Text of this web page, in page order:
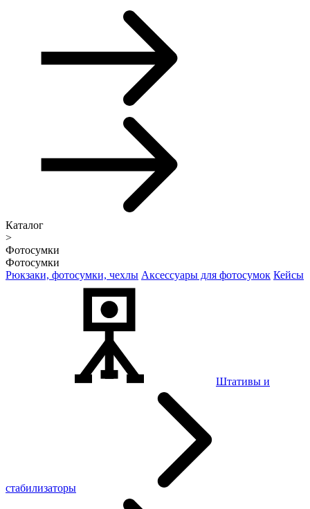
Каталог
>
Фотосумки
Фотосумки
Рюкзаки, фотосумки, чехлы Аксессуары для фотосумок Кейсы
Штативы и
стабилизаторы